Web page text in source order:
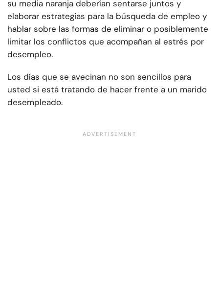
su media naranja deberían sentarse juntos y
elaborar estrategias para la búsqueda de empleo y
hablar sobre las formas de eliminar o posiblemente
limitar los conflictos que acompañan al estrés por
desempleo.
Los días que se avecinan no son sencillos para
usted si está tratando de hacer frente a un marido
desempleado.